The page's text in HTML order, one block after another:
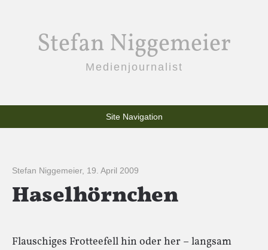
Stefan Niggemeier
Medienjournalist
Site Navigation
Stefan Niggemeier, 19. April 2009
Haselhörnchen
Flauschiges Frotteefell hin oder her – langsam